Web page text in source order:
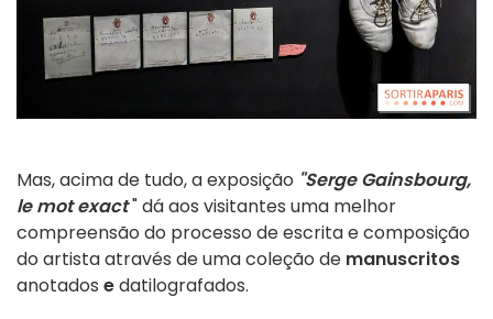
Mas, acima de tudo, a exposição "Serge Gainsbourg,
le mot exact" dá aos visitantes uma melhor
compreensão do processo de escrita e composição
do artista através de uma coleção de manuscritos
anotados edatilografados.